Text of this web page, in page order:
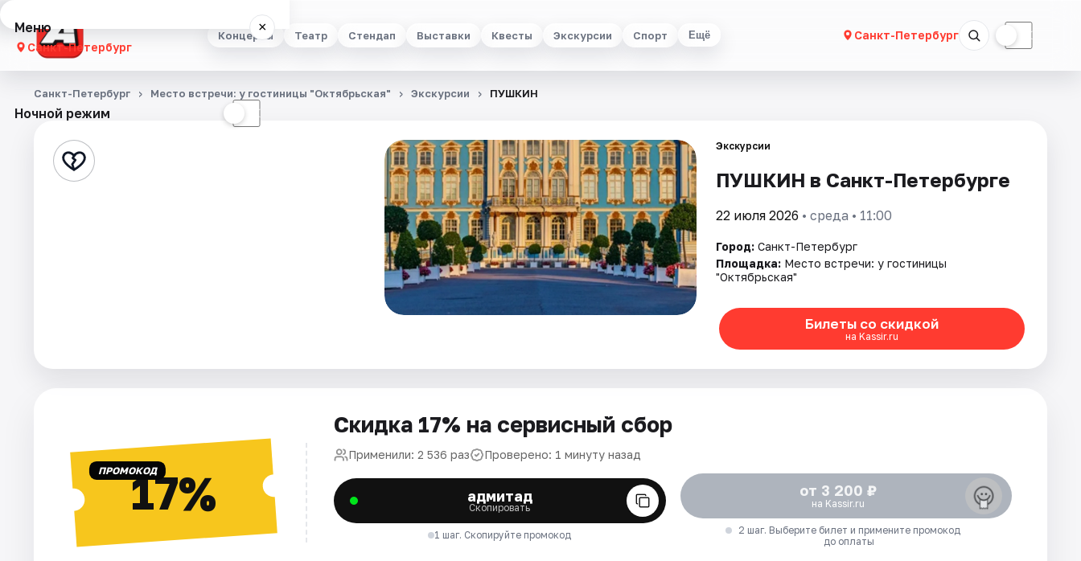
Концерты Театр Стендап Выставки Квесты Экскурсии Спорт Ещё Санкт-Петербург ☾
Меню ×
Санкт-Петербург
Концерты
Стендап
Артисты
Рейтинги
Ночной режим ☾
Санкт-Петербург Место встречи: у гостиницы "Октябрьская" Экскурсии ПУШКИН
Экскурсии
ПУШКИН в Санкт-Петербурге
22 июля 2026 • среда • 11:00
Город: Санкт-Петербург
Площадка: Место встречи: у гостиницы
"Октябрьская"
Билеты со скидкой
на Kassir.ru
ПРОМОКОД17%
Скидка 17% на сервисный сбор
Применили: 2 536 раз Проверено: 1 минуту назад
адмитад
Скопировать
1 шаг. Скопируйте промокод
от 3 200 ₽
на Kassir.ru
2 шаг. Выберите билет и примените промокод
до оплаты